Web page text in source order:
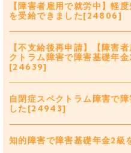
【障害者雇用で就労中】軽
を受給できました[24806]
【不支給後再申請】【障害
クトラム障害で障害基礎年
[24639]
自閉症スペクトラム障害で
した[24943]
知的障害で障害基礎年金2